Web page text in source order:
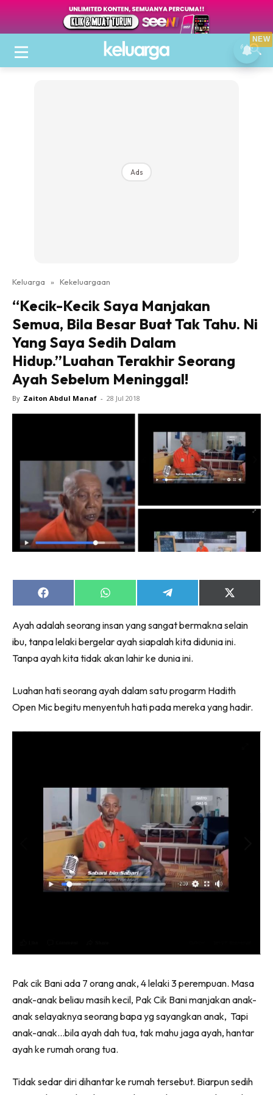
Ads
Keluarga » Kekeluargaan
“Kecik-Kecik Saya Manjakan
Semua, Bila Besar Buat Tak Tahu. Ni
Yang Saya Sedih Dalam
Hidup.”Luahan Terakhir Seorang
Ayah Sebelum Meninggal!
By Zaiton Abdul Manaf - 28 Jul 2018
Share
on
Share
on
Share
on
Share
on
(Twitter)
Ayah adalah seorang insan yang sangat bermakna selain
ibu, tanpa lelaki bergelar ayah siapalah kita didunia ini.
Tanpa ayah kita tidak akan lahir ke dunia ini.
Luahan hati seorang ayah dalam satu progarm Hadith
Open Mic begitu menyentuh hati pada mereka yang hadir.
Pak cik Bani ada 7 orang anak, 4 lelaki 3 perempuan. Masa
anak-anak beliau masih kecil, Pak Cik Bani manjakan anak-
anak selayaknya seorang bapa yg sayangkan anak, Tapi
anak-anak…bila ayah dah tua, tak mahu jaga ayah, hantar
ayah ke rumah orang tua.
Tidak sedar diri dihantar ke rumah tersebut. Biarpun sedih
NEW